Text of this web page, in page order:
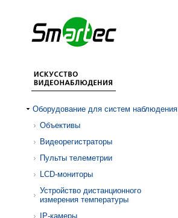
Оборудование для систем наблюдения
Объективы
Видеорегистраторы
Пульты телеметрии
LCD-мониторы
Устройство дистанционного
измерения температуры
IP-камеры